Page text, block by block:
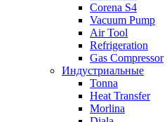
Corena S4
Vacuum Pump
Air Tool
Refrigeration
Gas Compressor
Индустриальные
Tonna
Heat Transfer
Morlina